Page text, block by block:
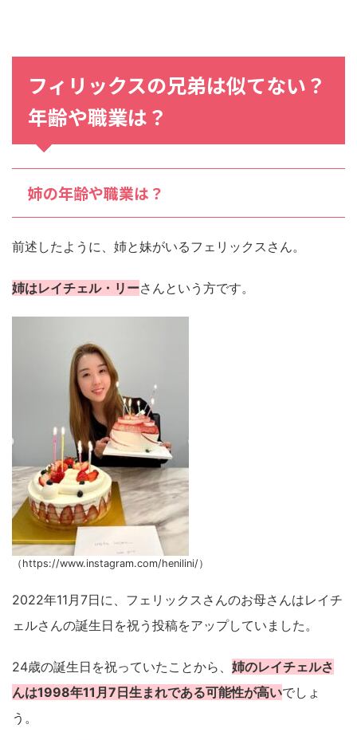
フィリックスの兄弟は似てない？
年齢や職業は？
姉の年齢や職業は？
前述したように、姉と妹がいるフェリックスさん。
姉はレイチェル・リーさんという方です。
（https://www.instagram.com/henilini/）
2022年11月7日に、フェリックスさんのお母さんはレイチ
ェルさんの誕生日を祝う投稿をアップしていました。
24歳の誕生日を祝っていたことから、 姉のレイチェルさ
んは1998年11月7日生まれである可能性が高いでしょ
う。